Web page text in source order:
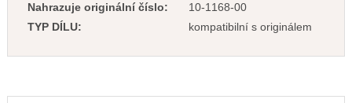
Nahrazuje originální číslo:
10-1168-00
TYP DÍLU:
kompatibilní s originálem